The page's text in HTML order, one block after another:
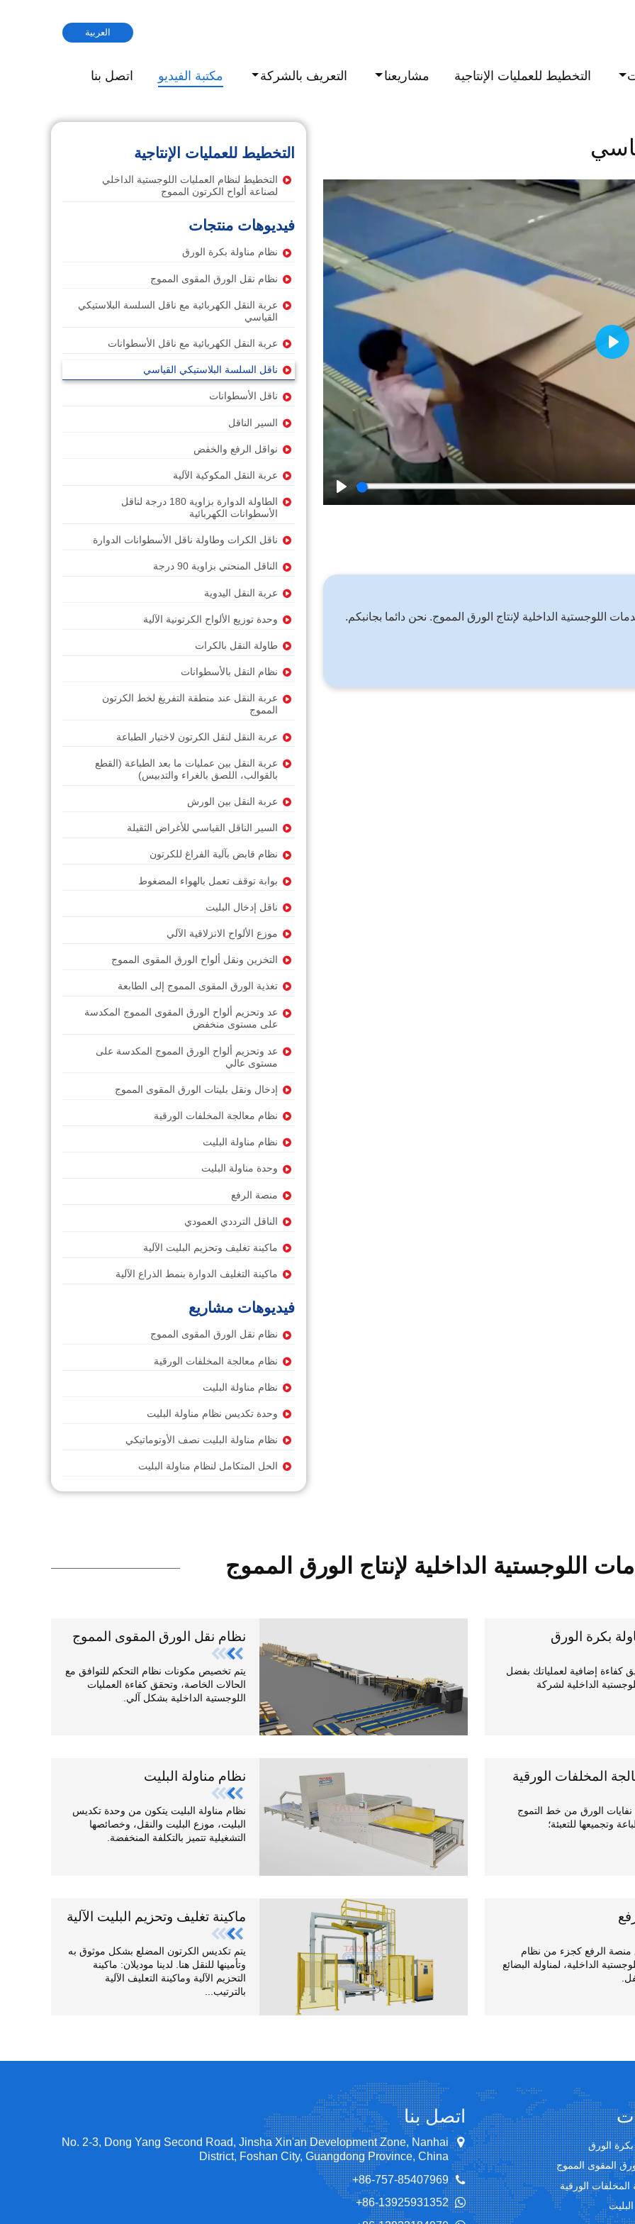
العربية
التخطيط للعمليات الإنتاجية مشاريعنا التعريف بالشركة مكتبة الفيديو اتصل بنا القياسي
Play
Play
التخطيط للعمليات الإنتاجية
التخطيط لنظام العمليات اللوجستية الداخلي
لصناعة ألواح الكرتون المموج
فيديوهات منتجات
نظام مناولة بكرة الورق
نظام نقل الورق المقوى المموج
عربة النقل الكهربائية مع ناقل السلسة البلاستيكي
القياسي
عربة النقل الكهربائية مع ناقل الأسطوانات
ناقل السلسة البلاستيكي القياسي
ناقل الأسطوانات
السير الناقل
نواقل الرفع والخفض
عربة النقل المكوكية الآلية
الطاولة الدوارة بزاوية 180 درجة لناقل
الأسطوانات الكهربائية
ناقل الكرات وطاولة ناقل الأسطوانات الدوارة
الناقل المنحني بزاوية 90 درجة
عربة النقل اليدوية
وحدة توزيع الألواح الكرتونية الآلية
طاولة النقل بالكرات
نظام النقل بالأسطوانات
عربة النقل عند منطقة التفريغ لخط الكرتون
المموج
عربة النقل لنقل الكرتون لاختيار الطباعة
عربة النقل بين عمليات ما بعد الطباعة (القطع
بالقوالب، اللصق بالغراء والتدبيس)
عربة النقل بين الورش
السير الناقل القياسي للأغراض الثقيلة
نظام قابض بآلية الفراغ للكرتون
بوابة توقف تعمل بالهواء المضغوط
ناقل إدخال البليت
موزع الألواح الانزلاقية الآلي
التخزين ونقل ألواح الورق المقوى المموج
تغذية الورق المقوى المموج إلى الطابعة
عد وتحزيم ألواح الورق المقوى المموج المكدسة
على مستوى منخفض
عد وتحزيم ألواح الورق المموج المكدسة على
مستوى عالي
إدخال ونقل بليتات الورق المقوى المموج
نظام معالجة المخلفات الورقية
نظام مناولة البليت
وحدة مناولة البليت
منصة الرفع
الناقل الترددي العمودي
ماكينة تغليف وتحزيم البليت الآلية
ماكينة التغليف الدوارة بنمط الذراع الآلية
فيديوهات مشاريع
نظام نقل الورق المقوى المموج
نظام معالجة المخلفات الورقية
نظام مناولة البليت
وحدة تكديس نظام مناولة البليت
نظام مناولة البليت نصف الأوتوماتيكي
الحل المتكامل لنظام مناولة البليت
اللوجستية الداخلية لإنتاج الورق المموج
بكرة الورق
كفاءة إضافية لعملياتك بفضل
الداخلية لشركة
نظام نقل الورق المقوى المموج
يتم تخصيص مكونات نظام التحكم للتوافق مع
الحالات الخاصة، وتحقق كفاءة العمليات
اللوجستية الداخلية بشكل آلي.
المخلفات الورقية
الورق من خط التموج
وتجميعها للتعبئة؛
نظام مناولة البليت
نظام مناولة البليت يتكون من وحدة تكديس
البليت، موزع البليت والنقل، وخصائصها
التشغيلية تتميز بالتكلفة المنخفضة.
منصة الرفع كجزء من نظام
الداخلية، لمناولة البضائع
ماكينة تغليف وتحزيم البليت الآلية
يتم تكديس الكرتون المضلع بشكل موثوق به
وتأمينها للنقل هنا. لدينا موديلان: ماكينة
التحزيم الآلية وماكينة التعليف الآلية
بالترتيب...
بكرة الورق
المقوى المموج
المخلفات الورقية
اتصل بنا
No. 2-3, Dong Yang Second Road, Jinsha Xin'an Development Zone, Nanhai
District, Foshan City, Guangdong Province, China
+86-757-85407969
+86-13925931352